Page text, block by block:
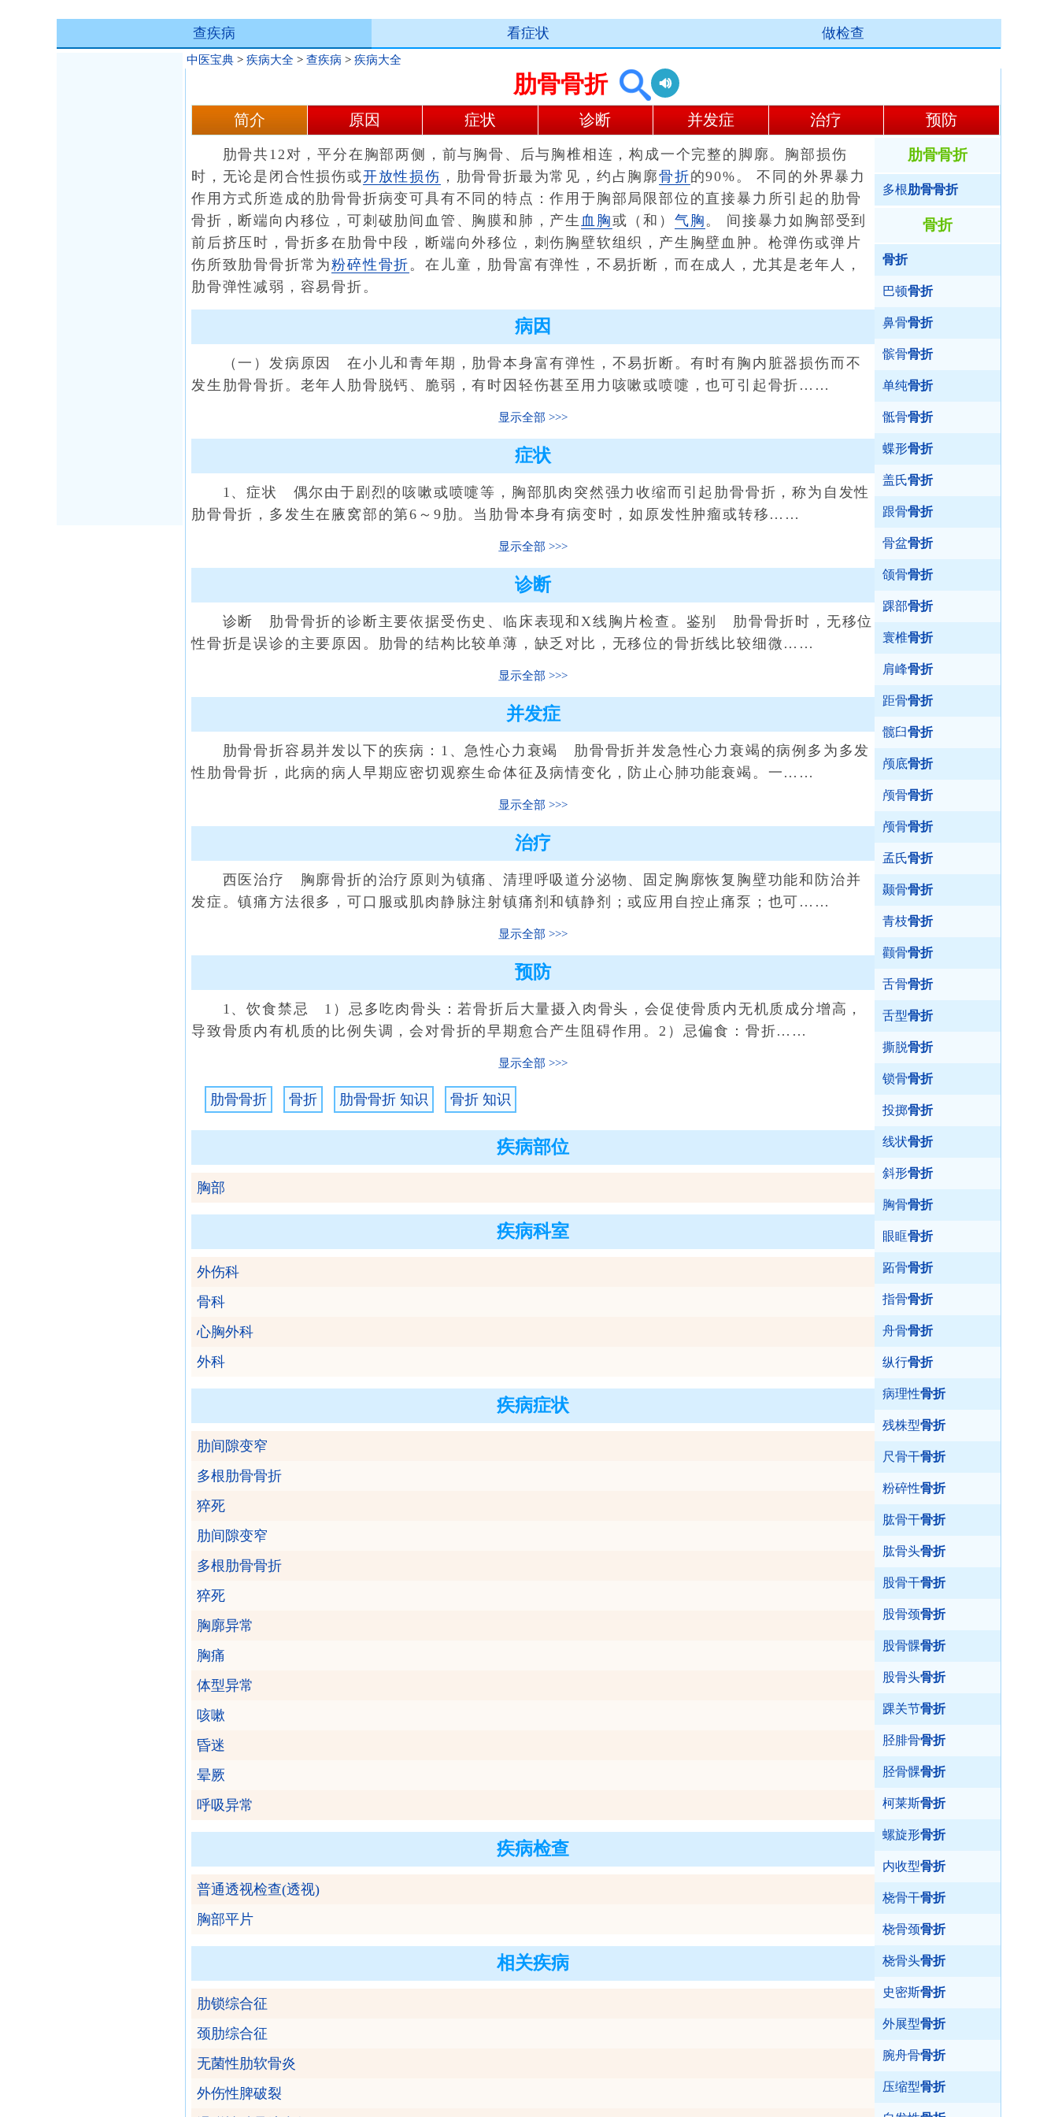
查疾病 看症状 做检查
中医宝典 > 疾病大全 > 查疾病 > 疾病大全
肋骨骨折
简介 原因 症状 诊断 并发症 治疗 预防
肋骨骨折
多根肋骨骨折
骨折
骨折
巴顿骨折
鼻骨骨折
髌骨骨折
单纯骨折
骶骨骨折
蝶形骨折
盖氏骨折
跟骨骨折
骨盆骨折
颌骨骨折
踝部骨折
寰椎骨折
肩峰骨折
距骨骨折
髋臼骨折
颅底骨折
颅骨骨折
颅骨骨折
孟氏骨折
颞骨骨折
青枝骨折
颧骨骨折
舌骨骨折
舌型骨折
撕脱骨折
锁骨骨折
投掷骨折
线状骨折
斜形骨折
胸骨骨折
眼眶骨折
跖骨骨折
指骨骨折
舟骨骨折
纵行骨折
病理性骨折
残株型骨折
尺骨干骨折
粉碎性骨折
肱骨干骨折
肱骨头骨折
股骨干骨折
股骨颈骨折
股骨髁骨折
股骨头骨折
踝关节骨折
胫腓骨骨折
胫骨髁骨折
柯莱斯骨折
螺旋形骨折
内收型骨折
桡骨干骨折
桡骨颈骨折
桡骨头骨折
史密斯骨折
外展型骨折
腕舟骨骨折
压缩型骨折
肋骨共12对，平分在胸部两侧，前与胸骨、后与胸椎相连，构成一个完整的脚廓。胸部损伤
时，无论是闭合性损伤或开放性损伤 ，肋骨骨折最为常见，约占胸廓骨折的90%。 不同的外界暴力
作用方式所造成的肋骨骨折病变可具有不同的特点：作用于胸部局限部位的直接暴力所引起的肋骨
骨折，断端向内移位，可刺破肋间血管、胸膜和肺，产生 血胸或（和） 气胸。 间接暴力如胸部受到
前后挤压时，骨折多在肋骨中段，断端向外移位，刺伤胸壁软组织，产生胸壁血肿。枪弹伤或弹片
伤所致肋骨骨折常为粉碎性骨折。在儿童，肋骨富有弹性，不易折断，而在成人，尤其是老年人，
肋骨弹性减弱，容易骨折。
病因
（一）发病原因 在小儿和青年期，肋骨本身富有弹性，不易折断。有时有胸内脏器损伤而不
发生肋骨骨折。老年人肋骨脱钙、脆弱，有时因轻伤甚至用力咳嗽或喷嚏，也可引起骨折……
显示全部
症状
1、症状 偶尔由于剧烈的咳嗽或喷嚏等，胸部肌肉突然强力收缩而引起肋骨骨折，称为自发性
肋骨骨折，多发生在腋窝部的第6～9肋。当肋骨本身有病变时，如原发性肿瘤或转移……
显示全部
诊断
诊断 肋骨骨折的诊断主要依据受伤史、临床表现和X线胸片检查。鉴别 肋骨骨折时，无移位
性骨折是误诊的主要原因。肋骨的结构比较单薄，缺乏对比，无移位的骨折线比较细微……
显示全部
并发症
肋骨骨折容易并发以下的疾病：1、急性心力衰竭 肋骨骨折并发急性心力衰竭的病例多为多发
性肋骨骨折，此病的病人早期应密切观察生命体征及病情变化，防止心肺功能衰竭。一……
显示全部
治疗
西医治疗 胸廓骨折的治疗原则为镇痛、清理呼吸道分泌物、固定胸廓恢复胸壁功能和防治并
发症。镇痛方法很多，可口服或肌肉静脉注射镇痛剂和镇静剂；或应用自控止痛泵；也可……
显示全部
预防
1、饮食禁忌 1）忌多吃肉骨头：若骨折后大量摄入肉骨头，会促使骨质内无机质成分增高，
导致骨质内有机质的比例失调，会对骨折的早期愈合产生阻碍作用。2）忌偏食：骨折……
显示全部
肋骨骨折 骨折 肋骨骨折 知识 骨折 知识
疾病部位
胸部
疾病科室
外伤科
骨科
心胸外科
外科
疾病症状
肋间隙变窄
多根肋骨骨折
猝死
肋间隙变窄
多根肋骨骨折
猝死
胸廓异常
胸痛
体型异常
咳嗽
昏迷
晕厥
呼吸异常
疾病检查
普通透视检查(透视)
胸部平片
相关疾病
肋锁综合征
颈肋综合征
无菌性肋软骨炎
外伤性脾破裂